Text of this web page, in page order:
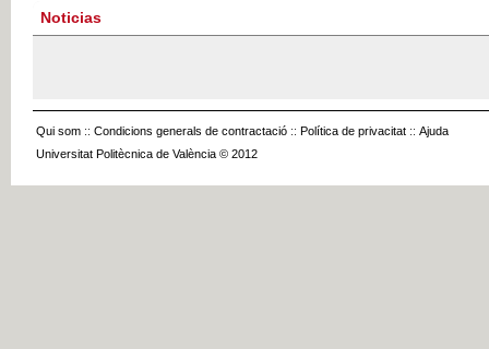
Noticias
Qui som :: Condicions generals de contractació :: Política de privacitat :: Ajuda
Universitat Politècnica de València © 2012